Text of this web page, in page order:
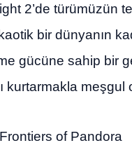
2’de türümüzün
bir dünyanın
gücüne sahip bir
kurtarmakla meşgul
of Pandora